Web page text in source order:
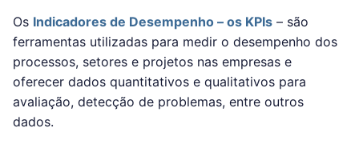
Os Indicadores de Desempenho – os KPIs – são
ferramentas utilizadas para medir o desempenho dos
processos, setores e projetos nas empresas e
oferecer dados quantitativos e qualitativos para
avaliação, detecção de problemas, entre outros
dados.